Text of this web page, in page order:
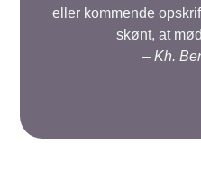
eller kommende
skønt, at
– Kh.